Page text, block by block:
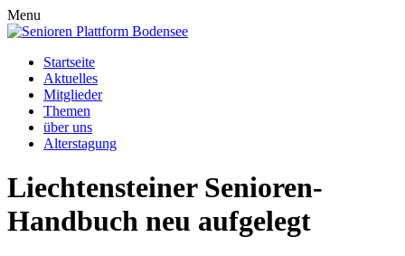
Menu
Startseite
Aktuelles
Mitglieder
Themen
über uns
Alterstagung
Liechtensteiner Senioren-
Handbuch neu aufgelegt